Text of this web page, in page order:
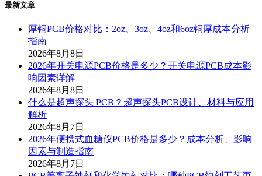
最新文章
厚铜PCB价格对比：2oz、3oz、4oz和6oz铜厚成本分析
指南
2026年8月8日
2026年开关电源PCB价格是多少？开关电源PCB成本影
响因素详解
2026年8月8日
什么是超声探头 PCB？超声探头PCB设计、材料与应用
解析
2026年8月7日
2026年便携式血糖仪PCB价格是多少？成本分析、影响
因素与制造指南
2026年8月7日